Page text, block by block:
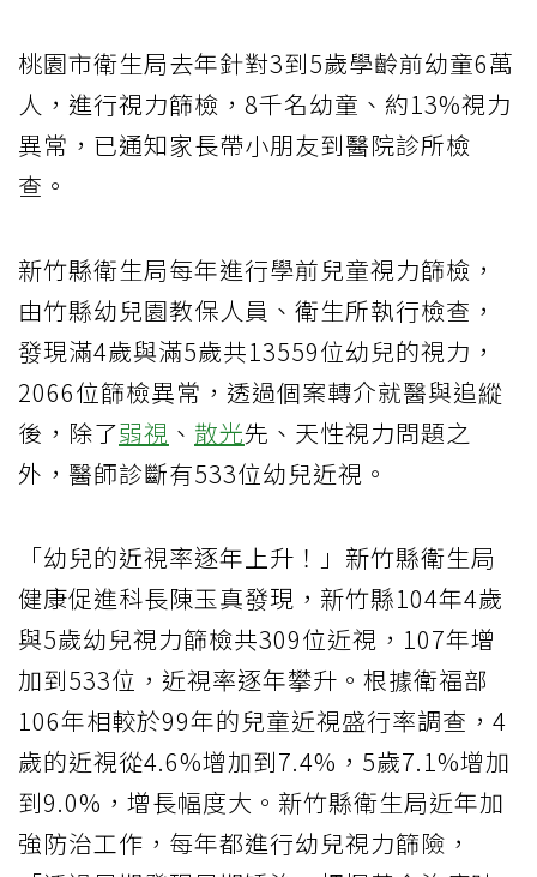
桃園市衛生局去年針對3到5歲學齡前幼童6萬
人，進行視力篩檢，8千名幼童、約13%視力
異常，已通知家長帶小朋友到醫院診所檢
查。
新竹縣衛生局每年進行學前兒童視力篩檢，
由竹縣幼兒園教保人員、衛生所執行檢查，
發現滿4歲與滿5歲共13559位幼兒的視力，
2066位篩檢異常，透過個案轉介就醫與追縱
後，除了弱視 、 散光先、天性視力問題之
外，醫師診斷有533位幼兒近視。
「幼兒的近視率逐年上升！」新竹縣衛生局
健康促進科長陳玉真發現，新竹縣104年4歲
與5歲幼兒視力篩檢共309位近視，107年增
加到533位，近視率逐年攀升。根據衛福部
106年相較於99年的兒童近視盛行率調查，4
歲的近視從4.6%增加到7.4%，5歲7.1%增加
到9.0%，增長幅度大。新竹縣衛生局近年加
強防治工作，每年都進行幼兒視力篩險，